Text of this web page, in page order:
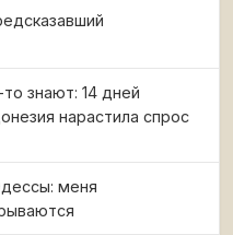
знают: 14 дней
нарастила спрос
меня